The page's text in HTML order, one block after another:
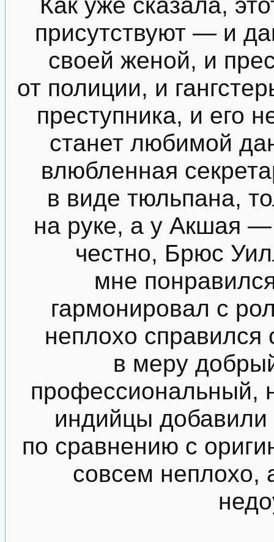
присутствуют — и
своей женой, и
от полиции, и
преступника, и его
станет любимой
влюбленная
в виде тюльпана,
на руке, а у Акшая
честно, Брюс
мне
гармонировал с
неплохо
в меру
профессиональный,
индийцы
по сравнению с
совсем неплохо,